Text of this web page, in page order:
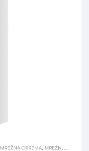
MREŽNA OPREMA MREŽNA